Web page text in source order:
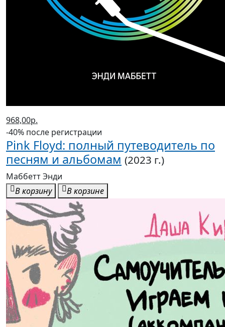
968,00р.
-40% после регистрации
Pink Floyd: полный путеводитель по
песням и альбомам (2023 г.)
Маббетт Энди
В корзину
В корзине